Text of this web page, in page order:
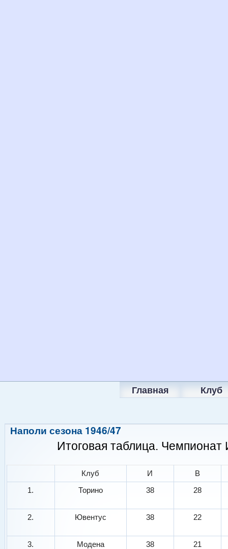
Главная Клуб
Наполи сезона 1946/47
Итоговая таблица.
Клуб И
В
1.
Торино 38 28
2. Ювентус 38 22
3. Модена 38 21